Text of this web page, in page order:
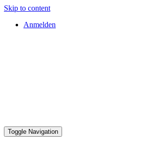
Skip to content
Anmelden
Toggle Navigation